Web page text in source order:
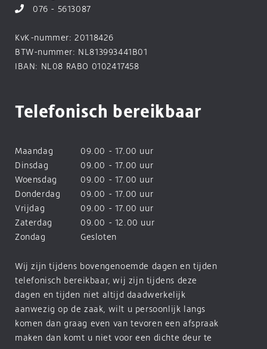
076 - 5613087
KvK-nummer: 20118426
BTW-nummer: NL813993441B01
IBAN: NL08 RABO 0102417458
Telefonisch bereikbaar
Maandag
09.00 - 17.00 uur
Dinsdag
09.00 - 17.00 uur
Woensdag
09.00 - 17.00 uur
Donderdag
09.00 - 17.00 uur
Vrijdag
09.00 - 17.00 uur
Zaterdag
09.00 - 12.00 uur
Zondag
Gesloten
Wij zijn tijdens bovengenoemde dagen en tijden
telefonisch bereikbaar, wij zijn tijdens deze
dagen en tijden niet altijd daadwerkelijk
aanwezig op de zaak, wilt u persoonlijk langs
komen dan graag even van tevoren een afspraak
maken dan komt u niet voor een dichte deur te